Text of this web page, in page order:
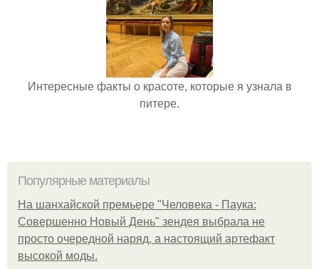
Интересные факты о красоте, которые я узнала в
питере.
Популярные материалы
На шанхайской премьере "Человека - Паука:
Совершенно Новый День" зендея выбрала не
просто очередной наряд, а настоящий артефакт
высокой моды.